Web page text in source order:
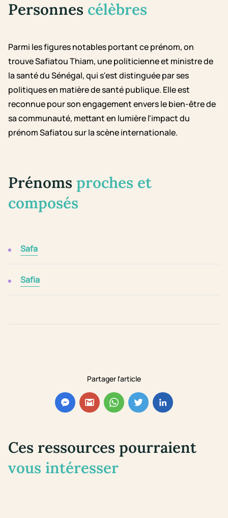
Partager l'article
Personnes célèbres
Parmi les figures notables portant ce prénom, on
trouve Safiatou Thiam, une politicienne et ministre de
la santé du Sénégal, qui s'est distinguée par ses
politiques en matière de santé publique. Elle est
reconnue pour son engagement envers le bien-être de
sa communauté, mettant en lumière l'impact du
prénom Safiatou sur la scène internationale.
Prénoms proches et
composés
Safa
Safia
Ces ressources pourraient
vous intéresser